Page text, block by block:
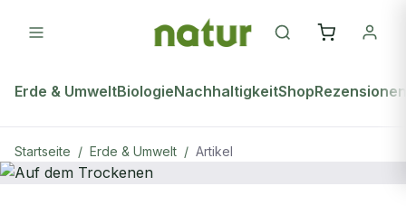
Erde & UmweltBiologieNachhaltigkeitShopRezensionen
Startseite / Erde & Umwelt / Artikel